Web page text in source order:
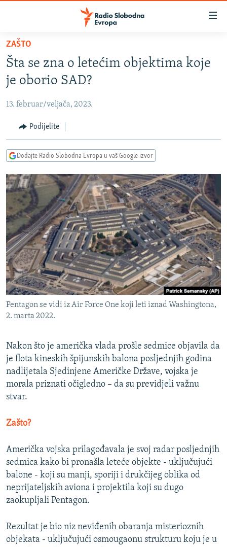
Pređite
na
glavni
sadržaj
Pređite
na
navigaciju
Pređite
na
VIJESTI
BOSNA I HERCEGOVINA
KOSOVO
CRNA GORA
VIDEO
FOTOGALERIJE
INFOGRAFIKE
PODCASTI
RAT U UKRAJINI
KINA NA BALKANU
RSE PRIČE IZ SVIJETA
ISPRIČAJ MI
DNEVNO@RSE
SPECIJALI RSE
VIŠE OD NASLOVA
GENOCID U SREBRENICI
TV LIBERTY
POST SCRIPTUM
MOJA EVROPA
TRI DECENIJE OD RATA U BIH
SVE KARTE DEJTONA
PRATITE NAS
Sve RFE/RL stranice
ZAŠTO
Šta se zna o letećim objektima koje
je oborio SAD?
13. februar/veljača, 2023.
Podijelite
Dodajte Radio Slobodna Evropa u vaš Google izvor
Pentagon se vidi iz Air Force One koji leti iznad Washingtona,
2. marta 2022.
Nakon što je američka vlada prošle sedmice objavila da
je flota kineskih špijunskih balona posljednjih godina
nadlijetala Sjedinjene Američke Države, vojska je
morala priznati očigledno – da su previdjeli važnu
stvar.
Zašto?
Američka vojska prilagođavala je svoj radar posljednjih
sedmica kako bi pronašla leteće objekte - uključujući
balone - koji su manji, sporiji i drukčijeg oblika od
neprijateljskih aviona i projektila koji su dugo
zaokupljali Pentagon.
Rezultat je bio niz neviđenih obaranja misterioznih
objekata - uključujući osmougaonu strukturu koju je u